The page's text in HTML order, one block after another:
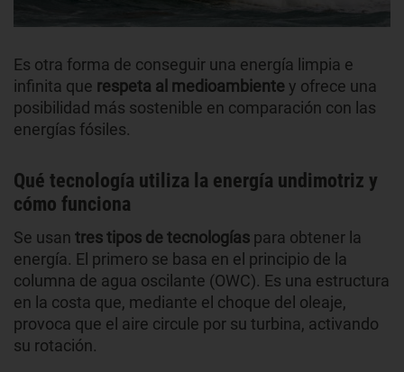
Es otra forma de conseguir una energía limpia e
infinita que respeta al medioambientey ofrece una
posibilidad más sostenible en comparación con las
energías fósiles.
Qué tecnología utiliza la energía undimotriz y
cómo funciona
Se usan tres tipos de tecnologías para obtener la
energía. El primero se basa en el principio de la
columna de agua oscilante (OWC). Es una estructura
en la costa que, mediante el choque del oleaje,
provoca que el aire circule por su turbina, activando
su rotación.